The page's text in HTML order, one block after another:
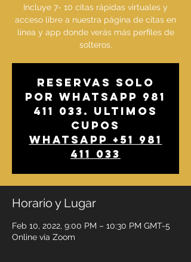
Incluye 7- 10 citas rápidas virtuales y
acceso libre a nuestra página de citas en
línea y app donde verás más perfiles de
solteros.
Reservas solo
por whatsapp 981
411 033. Ultimos
cupos
WhatsApp +51 981
411 033
Horario y Lugar
Feb 10, 2022, 9:00 PM – 10:30 PM GMT-5
Online vía Zoom